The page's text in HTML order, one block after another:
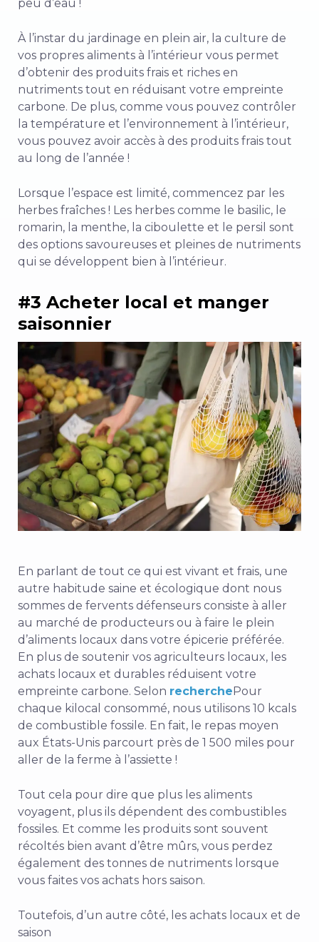
peu d’eau !
À l’instar du jardinage en plein air, la culture de
vos propres aliments à l’intérieur vous permet
d’obtenir des produits frais et riches en
nutriments tout en réduisant votre empreinte
carbone. De plus, comme vous pouvez contrôler
la température et l’environnement à l’intérieur,
vous pouvez avoir accès à des produits frais tout
au long de l’année !
Lorsque l’espace est limité, commencez par les
herbes fraîches ! Les herbes comme le basilic, le
romarin, la menthe, la ciboulette et le persil sont
des options savoureuses et pleines de nutriments
qui se développent bien à l’intérieur.
#3 Acheter local et manger
saisonnier
En parlant de tout ce qui est vivant et frais, une
autre habitude saine et écologique dont nous
sommes de fervents défenseurs consiste à aller
au marché de producteurs ou à faire le plein
d’aliments locaux dans votre épicerie préférée.
En plus de soutenir vos agriculteurs locaux, les
achats locaux et durables réduisent votre
empreinte carbone. Selon recherche Pour
chaque kilocal consommé, nous utilisons 10 kcals
de combustible fossile. En fait, le repas moyen
aux États-Unis parcourt près de 1 500 miles pour
aller de la ferme à l’assiette !
Tout cela pour dire que plus les aliments
voyagent, plus ils dépendent des combustibles
fossiles. Et comme les produits sont souvent
récoltés bien avant d’être mûrs, vous perdez
également des tonnes de nutriments lorsque
vous faites vos achats hors saison.
Toutefois, d’un autre côté, les achats locaux et de
saison